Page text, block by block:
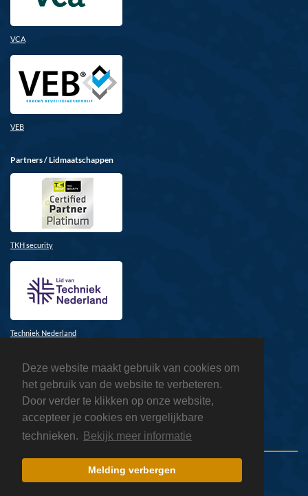
Deze website maakt gebruik van cookies om
het gebruik van de website te verbeteren.
Door verder te klikken op onze website,
accepteer je cookies en vergelijkbare
technieken.
Bekijk meer informatie
Melding verbergen
VCA
VEB
Partners / Lidmaatschappen
TKH security
Techniek Nederland
Honeywell
Privacyverklaring